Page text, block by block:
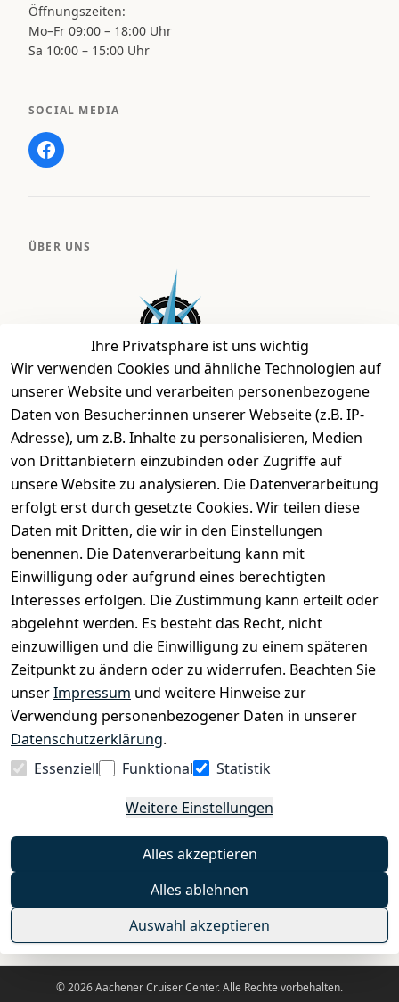
Ihre Privatsphäre ist uns wichtig
Wir verwenden Cookies und ähnliche Technologien auf
unserer Website und verarbeiten personenbezogene
Daten von Besucher:innen unserer Webseite (z.B. IP-
Adresse), um z.B. Inhalte zu personalisieren, Medien
von Drittanbietern einzubinden oder Zugriffe auf
unsere Website zu analysieren. Die Datenverarbeitung
erfolgt erst durch gesetzte Cookies. Wir teilen diese
Daten mit Dritten, die wir in den Einstellungen
benennen. Die Datenverarbeitung kann mit
Einwilligung oder aufgrund eines berechtigten
Interesses erfolgen. Die Zustimmung kann erteilt oder
abgelehnt werden. Es besteht das Recht, nicht
einzuwilligen und die Einwilligung zu einem späteren
Zeitpunkt zu ändern oder zu widerrufen. Beachten Sie
unserImpressum und weitere Hinweise zur
Verwendung personenbezogener Daten in unserer
Datenschutzerklärung.
Essenziell
Funktional
Statistik
Weitere Einstellungen
Alles akzeptieren
Alles ablehnen
Auswahl akzeptieren
Öffnungszeiten:
Mo–Fr 09:00 – 18:00 Uhr
Sa 10:00 – 15:00 Uhr
SOCIAL MEDIA
ÜBER UNS
Bei uns findest Du das richtige Fahrgefühl. Auf über
2.400 m² bieten wir Dir die beste Beratung zu
Kinderfahrrädern über E-MTBs bis hin zu
Lastenfahrrädern und Elektrorollern.
EINKAUFEN
› Fahrrad Aachen
› Zahlungs- und Versandbedingungen
INFORMATIONEN
› Batteriehinweis
› Widerrufsrecht
Impressum
© 2026 Aachener Cruiser Center. Alle Rechte vorbehalten.